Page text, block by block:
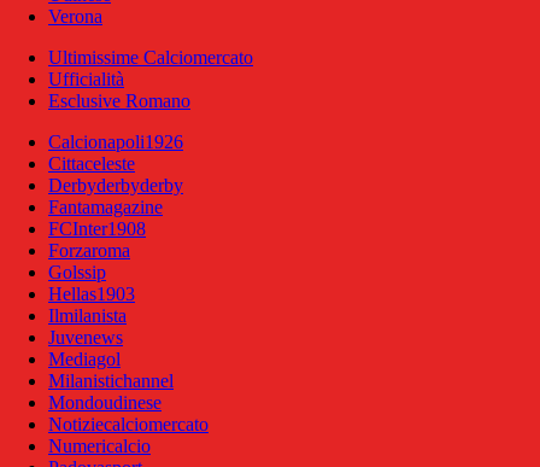
Verona
Ultimissime Calciomercato
Ufficialità
Esclusive Romano
Calcionapoli1926
Cittaceleste
Derbyderbyderby
Fantamagazine
FCInter1908
Forzaroma
Golssip
Hellas1903
Ilmilanista
Juvenews
Mediagol
Milanistichannel
Mondoudinese
Notiziecalciomercato
Numericalcio